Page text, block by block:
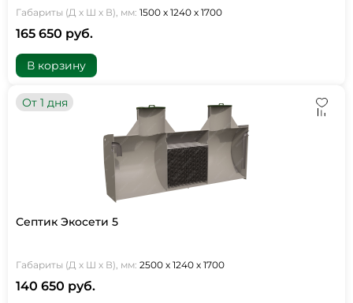
Габариты (Д х Ш х В), мм: 1500 х 1240 х 1700
165 650 руб.
В корзину
От 1 дня
Септик Экосети 5
Габариты (Д х Ш х В), мм: 2500 х 1240 х 1700
140 650 руб.